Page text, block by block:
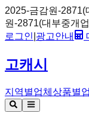
2025-금감원-
원-2871(대부중개
로그인 광고안내
고캐시
지역별업체 상품별